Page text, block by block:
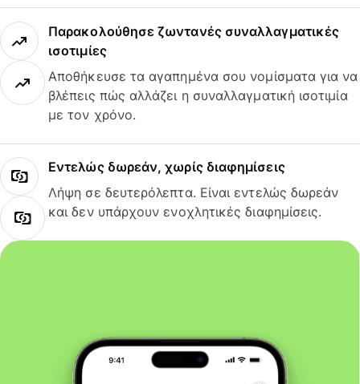
Παρακολούθησε ζωντανές συναλλαγματικές
ισοτιμίες
Αποθήκευσε τα αγαπημένα σου νομίσματα για να
βλέπεις πώς αλλάζει η συναλλαγματική ισοτιμία
με τον χρόνο.
Εντελώς δωρεάν, χωρίς διαφημίσεις
Λήψη σε δευτερόλεπτα. Είναι εντελώς δωρεάν
και δεν υπάρχουν ενοχλητικές διαφημίσεις.